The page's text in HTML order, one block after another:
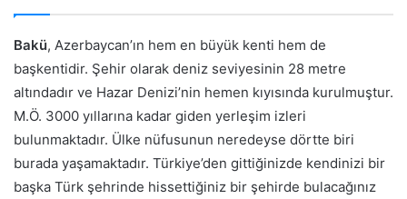
Bakü, Azerbaycan’ın hem en büyük kenti hem de
başkentidir. Şehir olarak deniz seviyesinin 28 metre
altındadır ve Hazar Denizi’nin hemen kıyısında kurulmuştur.
M.Ö. 3000 yıllarına kadar giden yerleşim izleri
bulunmaktadır. Ülke nüfusunun neredeyse dörtte biri
burada yaşamaktadır. Türkiye’den gittiğinizde kendinizi bir
başka Türk şehrinde hissettiğiniz bir şehirde bulacağınız